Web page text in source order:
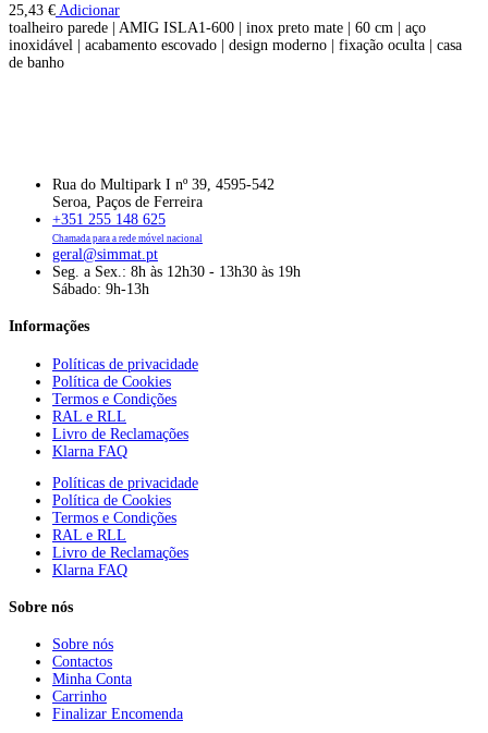
25,43 € Adicionar
toalheiro parede | AMIG ISLA1-600 | inox preto mate | 60 cm | aço
inoxidável | acabamento escovado | design moderno | fixação oculta | casa
de banho
Rua do Multipark I nº 39, 4595-542
Seroa, Paços de Ferreira
+351 255 148 625
Chamada para a rede móvel nacional
geral@simmat.pt
Seg. a Sex.: 8h às 12h30 - 13h30 às 19h
Sábado: 9h-13h
Informações
Políticas de privacidade
Política de Cookies
Termos e Condições
RAL e RLL
Livro de Reclamações
Klarna FAQ
Políticas de privacidade
Política de Cookies
Termos e Condições
RAL e RLL
Livro de Reclamações
Klarna FAQ
Sobre nós
Sobre nós
Contactos
Minha Conta
Carrinho
Finalizar Encomenda